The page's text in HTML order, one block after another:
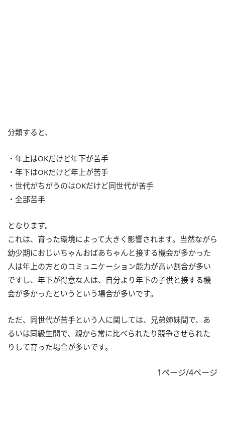
分類すると、
・年上はOKだけど年下が苦手
・年下はOKだけど年上が苦手
・世代がちがうのはOKだけど同世代が苦手
・全部苦手
となります。
これは、育った環境によって大きく影響されます。当然ながら
幼少期におじいちゃんおばあちゃんと接する機会が多かった
人は年上の方とのコミュニケーション能力が高い割合が多い
ですし、年下が得意な人は、自分より年下の子供と接する機
会が多かったというという場合が多いです。
ただ、同世代が苦手という人に関しては、兄弟姉妹間で、あ
るいは同級生間で、親から常に比べられたり競争させられた
りして育った場合が多いです。
1ページ/4ページ